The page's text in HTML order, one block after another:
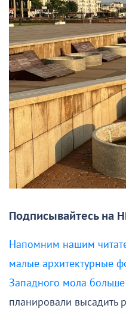
Подписывайтесь на
Напомним нашим
малые архитектурные
Западного мола больше
планировали высадить